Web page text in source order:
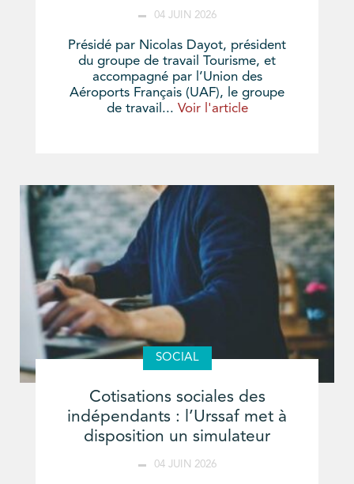
04 JUIN 2026
Présidé par Nicolas Dayot, président
du groupe de travail Tourisme, et
accompagné par l’Union des
Aéroports Français (UAF), le groupe
de travail... Voir l'article
SOCIAL
Cotisations sociales des
indépendants : l’Urssaf met à
disposition un simulateur
04 JUIN 2026